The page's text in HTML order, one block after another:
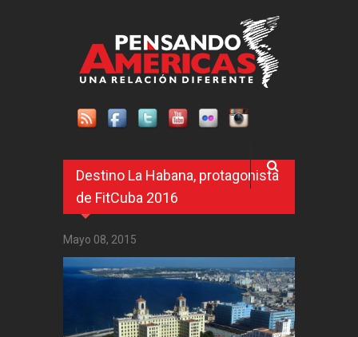
Destino La Habana, protagonista
de FitCuba 2016
Mayo 08, 2015